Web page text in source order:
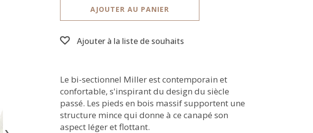
AJOUTER AU PANIER
Ajouter à la liste de souhaits
Le bi-sectionnel Miller est contemporain et
confortable, s'inspirant du design du siècle
passé. Les pieds en bois massif supportent une
structure mince qui donne à ce canapé son
aspect léger et flottant.